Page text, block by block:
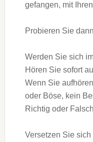
gefangen, mit
Probieren Sie
Werden Sie sich
Hören Sie sofort
Wenn Sie
oder Böse, kein
Richtig oder
Versetzen Sie